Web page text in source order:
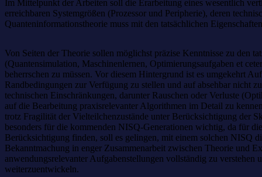
Im Mittelpunkt der Arbeiten soll die Erarbeitung eines wesentlich
erreichbaren Systemgrößen (Prozessor und Peripherie), deren
Quanteninformationstheorie muss mit den tatsächlichen
Von Seiten der Theorie sollen möglichst präzise Kenntnisse zu den
(Quantensimulation, Maschinenlernen, Optimierungsaufgaben et
beherrschen zu müssen. Vor diesem Hintergrund ist es umgekehrt
Randbedingungen zur Verfügung zu stellen und auf absehbar nicht
technischen Einschränkungen, darunter Rauschen oder Verluste
auf die Bearbeitung praxisrelevanter Algorithmen im Detail zu
trotz Fragilität der Vielteilchenzustände unter Berücksichtigung der
besonders für die kommenden NISQ-Generationen wichtig, da für
Berücksichtigung finden, soll es gelingen, mit einem solchen NISQ
Bekannt­machung in enger Zusammenarbeit zwischen Theorie und
anwendungsrelevanter Aufgaben­stellungen vollständig zu
weiterzuentwickeln.